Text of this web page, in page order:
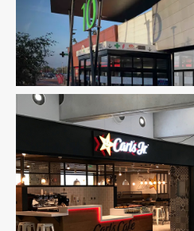
Économie De La Construction
Commercial Pilotage
BIM / CIM / TIM Fluides
TCE Pilotage D'opération /